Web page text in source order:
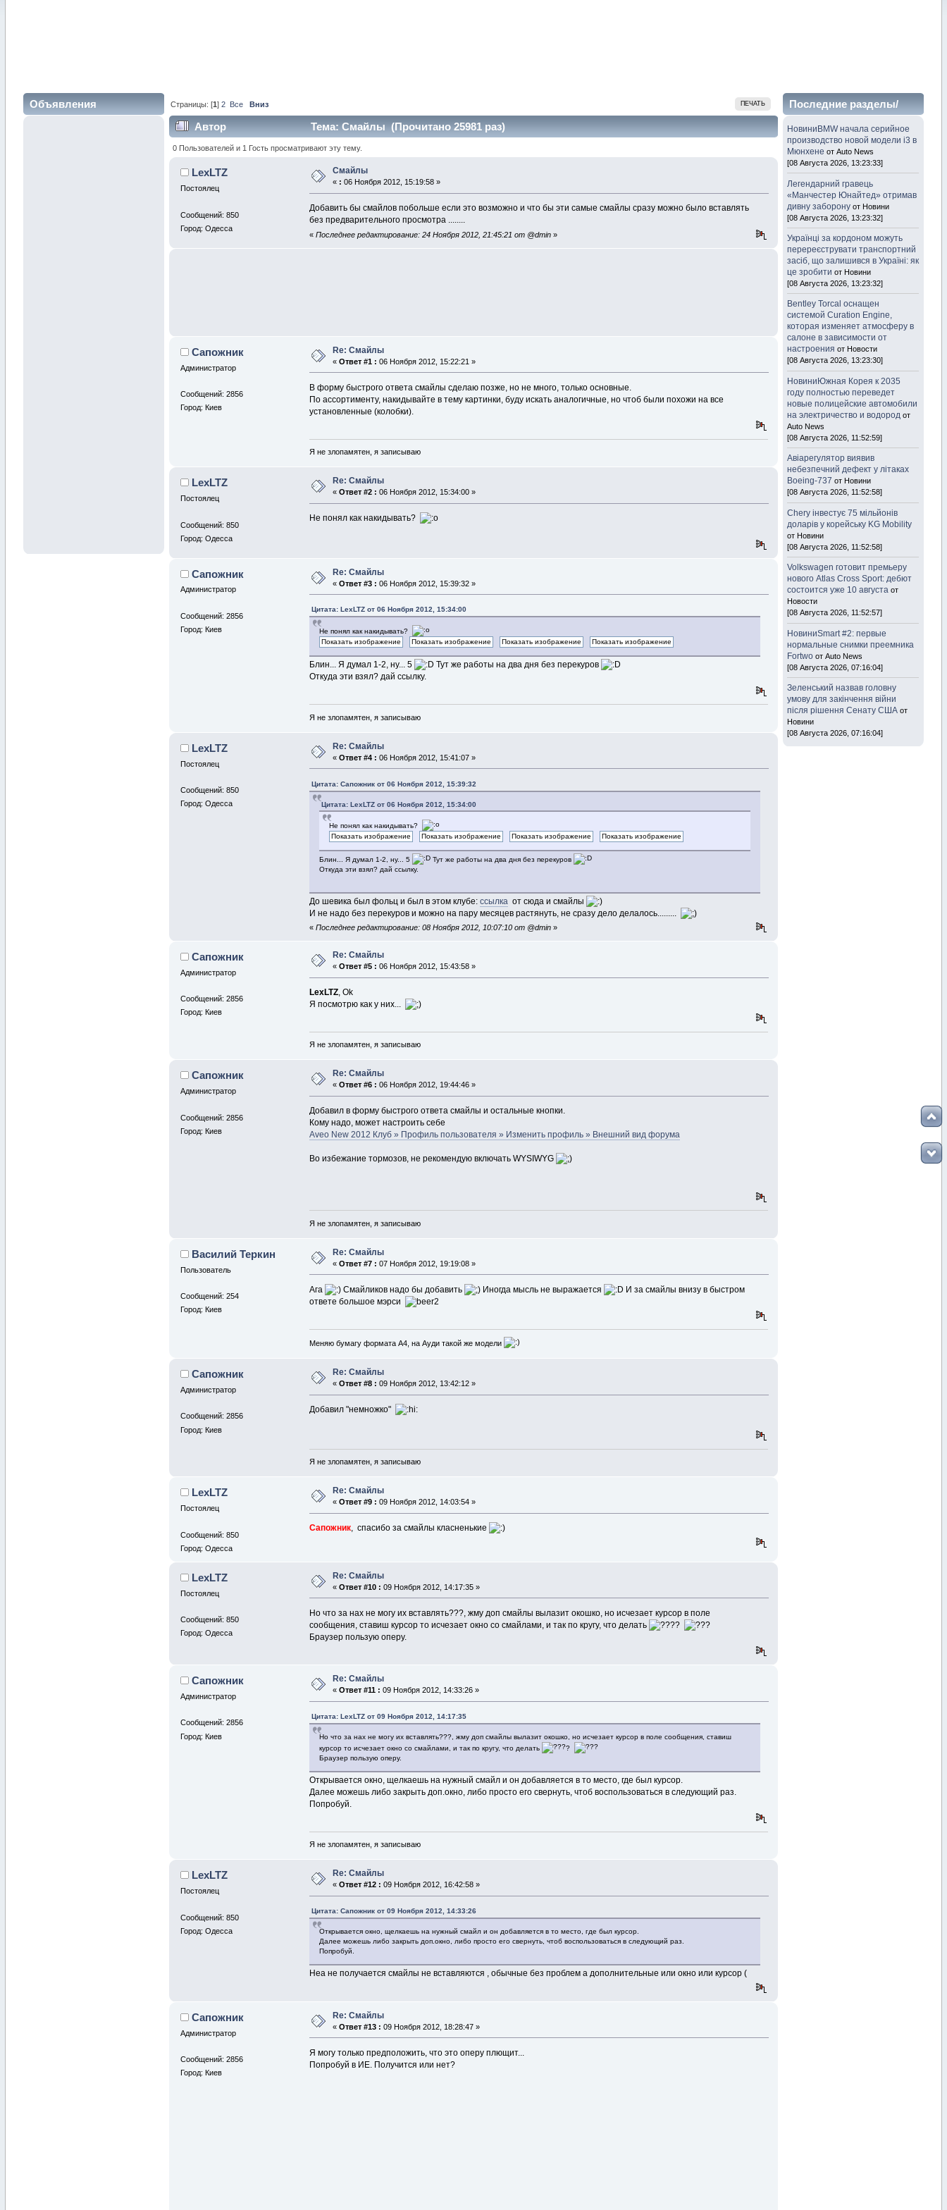
Объявления ПЕЧАТЬ
Страницы: [1] 2 Все Вниз
Автор Тема: Смайлы (Прочитано 25981 раз)
0 Пользователей и 1 Гость просматривают эту тему.
LexLTZ
Постоялец
Сообщений: 850
Город: Одесса
Смайлы
« : 06 Ноября 2012, 15:19:58 »
Добавить бы смайлов побольше если это возможно и что бы эти самые смайлы сразу можно было вставлять
без предварительного просмотра ........
«Последнее редактирование: 24 Ноября 2012, 21:45:21 от @dmin »
Сапожник
Администратор
Сообщений: 2856
Город: Киев
Re: Смайлы
« Ответ #1 : 06 Ноября 2012, 15:22:21 »
В форму быстрого ответа смайлы сделаю позже, но не много, только основные.
По ассортименту, накидывайте в тему картинки, буду искать аналогичные, но чтоб были похожи на все
установленные (колобки).
Я не злопамятен, я записываю
LexLTZ
Постоялец
Сообщений: 850
Город: Одесса
Re: Смайлы
« Ответ #2 : 06 Ноября 2012, 15:34:00 »
Не понял как накидывать?
Сапожник
Администратор
Сообщений: 2856
Город: Киев
Re: Смайлы
« Ответ #3 : 06 Ноября 2012, 15:39:32 »
Цитата: LexLTZ от 06 Ноября 2012, 15:34:00
Не понял как накидывать?
Блин... Я думал 1-2, ну... 5
Тут же работы на два дня без перекуров
Откуда эти взял? дай ссылку.
Я не злопамятен, я записываю
LexLTZ
Постоялец
Сообщений: 850
Город: Одесса
Re: Смайлы
« Ответ #4 : 06 Ноября 2012, 15:41:07 »
Цитата: Сапожник от 06 Ноября 2012, 15:39:32
Цитата: LexLTZ от 06 Ноября 2012, 15:34:00
Не понял как накидывать?
Блин... Я думал 1-2, ну... 5
Тут же работы на два дня без перекуров
Откуда эти взял? дай ссылку.
До шевика был фольц и был в этом клубе:ссылка от сюда и смайлы
И не надо без перекуров и можно на пару месяцев растянуть, не сразу дело делалось.........
«Последнее редактирование: 08 Ноября 2012, 10:07:10 от @dmin »
Сапожник
Администратор
Сообщений: 2856
Город: Киев
Re: Смайлы
« Ответ #5 : 06 Ноября 2012, 15:43:58 »
LexLTZ, Ok
Я посмотрю как у них...
Я не злопамятен, я записываю
Сапожник
Администратор
Сообщений: 2856
Город: Киев
Re: Смайлы
« Ответ #6 : 06 Ноября 2012, 19:44:46 »
Добавил в форму быстрого ответа смайлы и остальные кнопки.
Кому надо, может настроить себе
Aveo New 2012 Клуб » Профиль пользователя » Изменить профиль » Внешний вид форума
Во избежание тормозов, не рекомендую включать WYSIWYG
Я не злопамятен, я записываю
Василий Теркин
Пользователь
Сообщений: 254
Город: Киев
Re: Смайлы
« Ответ #7 : 07 Ноября 2012, 19:19:08 »
Ага Смайликов надо бы добавить Иногда мысль не выражается
И за смайлы внизу в быстром
ответе большое мэрси
Меняю бумагу формата А4, на Ауди такой же модели
Сапожник
Администратор
Сообщений: 2856
Город: Киев
Re: Смайлы
« Ответ #8 : 09 Ноября 2012, 13:42:12 »
Добавил "немножко"
Я не злопамятен, я записываю
LexLTZ
Постоялец
Сообщений: 850
Город: Одесса
Re: Смайлы
« Ответ #9 : 09 Ноября 2012, 14:03:54 »
Сапожник, спасибо за смайлы класненькие
LexLTZ
Постоялец
Сообщений: 850
Город: Одесса
Re: Смайлы
« Ответ #10 : 09 Ноября 2012, 14:17:35 »
Но что за нах не могу их вставлять???, жму доп смайлы вылазит окошко, но исчезает курсор в поле
сообщения, ставиш курсор то исчезает окно со смайлами, и так по кругу, что делать
?
Браузер пользую оперу.
Сапожник
Администратор
Сообщений: 2856
Город: Киев
Re: Смайлы
« Ответ #11 : 09 Ноября 2012, 14:33:26 »
Цитата: LexLTZ от 09 Ноября 2012, 14:17:35
Но что за нах не могу их вставлять???, жму доп смайлы вылазит окошко, но исчезает курсор в поле сообщения, ставиш
курсор то исчезает окно со смайлами, и так по кругу, что делать
?
Браузер пользую оперу.
Открывается окно, щелкаешь на нужный смайл и он добавляется в то место, где был курсор.
Далее можешь либо закрыть доп.окно, либо просто его свернуть, чтоб воспользоваться в следующий раз.
Попробуй.
Я не злопамятен, я записываю
LexLTZ
Постоялец
Сообщений: 850
Город: Одесса
Re: Смайлы
« Ответ #12 : 09 Ноября 2012, 16:42:58 »
Цитата: Сапожник от 09 Ноября 2012, 14:33:26
Открывается окно, щелкаешь на нужный смайл и он добавляется в то место, где был курсор.
Далее можешь либо закрыть доп.окно, либо просто его свернуть, чтоб воспользоваться в следующий раз.
Попробуй.
Неа не получается смайлы не вставляются , обычные без проблем а дополнительные или окно или курсор (
Сапожник
Администратор
Сообщений: 2856
Город: Киев
Re: Смайлы
« Ответ #13 : 09 Ноября 2012, 18:28:47 »
Я могу только предположить, что это оперу плющит...
Попробуй в ИЕ. Получится или нет?
Последние разделы/
темы
НовиниBMW начала серийное
производство новой модели i3 в
Мюнхене от Auto News
[08 Августа 2026, 13:23:33]
Легендарний гравець
«Манчестер Юнайтед» отримав
дивну заборону от Новини
[08 Августа 2026, 13:23:32]
Українці за кордоном можуть
перереєструвати транспортний
засіб, що залишився в Україні: як
це зробити от Новини
[08 Августа 2026, 13:23:32]
Bentley Torcal оснащен
системой Curation Engine,
которая изменяет атмосферу в
салоне в зависимости от
настроения от Новости
[08 Августа 2026, 13:23:30]
НовиниЮжная Корея к 2035
году полностью переведет
новые полицейские автомобили
на электричество и водород от
Auto News
[08 Августа 2026, 11:52:59]
Авіарегулятор виявив
небезпечний дефект у літаках
Boeing-737 от Новини
[08 Августа 2026, 11:52:58]
Chery інвестує 75 мільйонів
доларів у корейську KG Mobility
от Новини
[08 Августа 2026, 11:52:58]
Volkswagen готовит премьеру
нового Atlas Cross Sport: дебют
состоится уже 10 августа от
Новости
[08 Августа 2026, 11:52:57]
НовиниSmart #2: первые
нормальные снимки преемника
Fortwo от Auto News
[08 Августа 2026, 07:16:04]
Зеленський назвав головну
умову для закінчення війни
після рішення Сенату США от
Новини
[08 Августа 2026, 07:16:04]